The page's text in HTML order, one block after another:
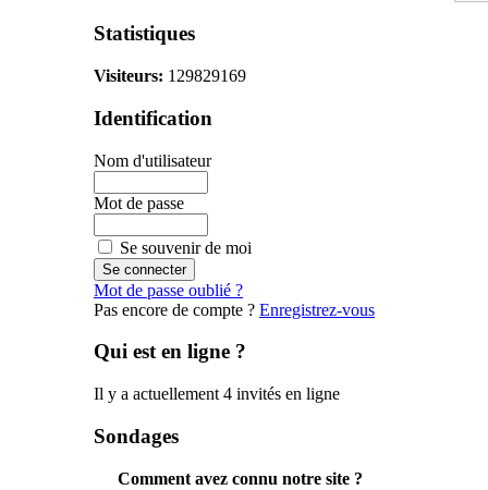
Statistiques
Visiteurs: 129829169
Identification
Nom d'utilisateur
Mot de passe
Se souvenir de moi
Mot de passe oublié ?
Pas encore de compte ? Enregistrez-vous
Qui est en ligne ?
Il y a actuellement 4 invités en ligne
Sondages
Comment avez connu notre site ?